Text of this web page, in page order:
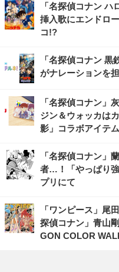
「名探偵コナン ハ
挿入歌にエンドロ
コ!?
「名探偵コナン
がナレーションを
「名探偵コナン」
ジン＆ウォッカは
影」コラボアイテ
「名探偵コナン」
者…！「やっぱり
プリにて
「ワンピース」尾
探偵コナン」青山
GON COLOR